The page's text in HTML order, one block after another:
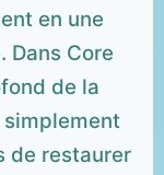
en une
Dans Core
de la
simplement
de restaurer